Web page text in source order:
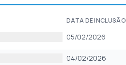
DATA DE INCLUSÃO
05/02/2026
04/02/2026